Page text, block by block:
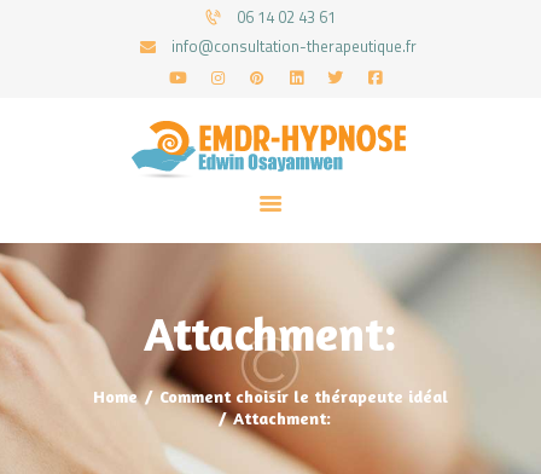
06 14 02 43 61
info@consultation-therapeutique.fr
Attachment:
Home
Comment choisir le thérapeute idéal
Attachment:
ACCUEIL
MON APPROCHE
ARTICLES
CONSULTATIONS
PRENEZ UN RDV